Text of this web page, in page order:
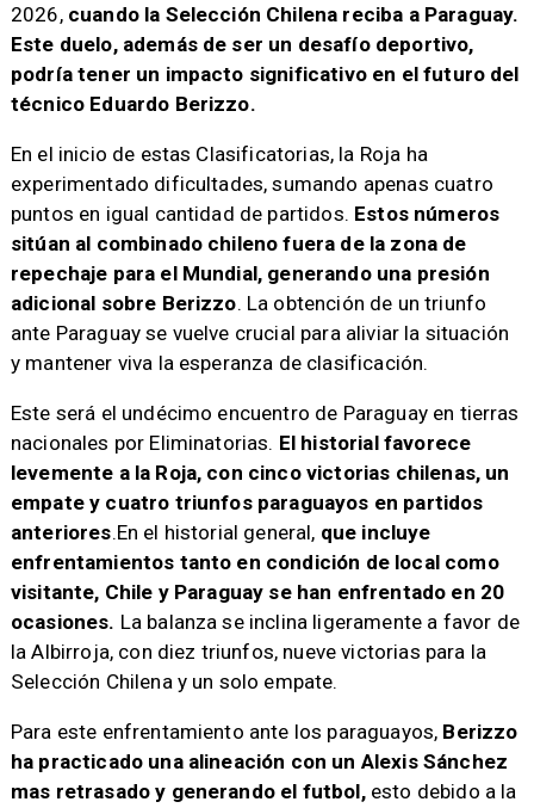
2026, cuando la Selección Chilena reciba a Paraguay.
Este duelo, además de ser un desafío deportivo,
podría tener un impacto significativo en el futuro del
técnico Eduardo Berizzo.
En el inicio de estas Clasificatorias, la Roja ha
experimentado dificultades, sumando apenas cuatro
puntos en igual cantidad de partidos. Estos números
sitúan al combinado chileno fuera de la zona de
repechaje para el Mundial, generando una presión
adicional sobre Berizzo. La obtención de un triunfo
ante Paraguay se vuelve crucial para aliviar la situación
y mantener viva la esperanza de clasificación.
Este será el undécimo encuentro de Paraguay en tierras
nacionales por Eliminatorias. El historial favorece
levemente a la Roja, con cinco victorias chilenas, un
empate y cuatro triunfos paraguayos en partidos
anteriores.En el historial general, que incluye
enfrentamientos tanto en condición de local como
visitante, Chile y Paraguay se han enfrentado en 20
ocasiones. La balanza se inclina ligeramente a favor de
la Albirroja, con diez triunfos, nueve victorias para la
Selección Chilena y un solo empate.
Para este enfrentamiento ante los paraguayos, Berizzo
ha practicado una alineación con un Alexis Sánchez
mas retrasado y generando el futbol, esto debido a la